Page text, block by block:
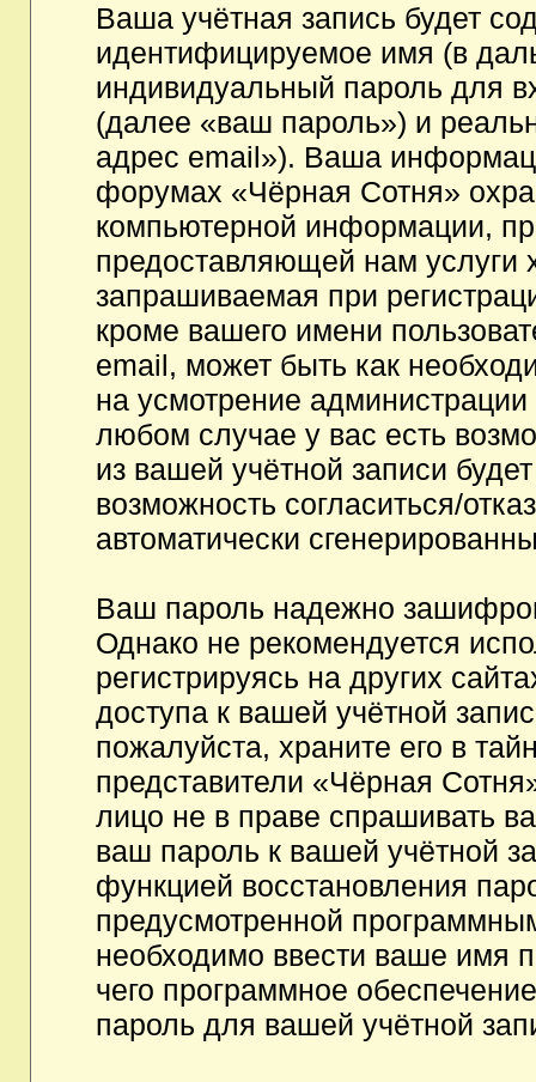
Ваша учётная запись будет
идентифицируемое имя (в
индивидуальный пароль для
(далее «ваш пароль») и
адрес email»). Ваша
форумах «Чёрная Сотня»
компьютерной информации,
предоставляющей нам услуги
запрашиваемая при
кроме вашего имени
email, может быть как
на усмотрение
любом случае у вас есть
из вашей учётной записи
возможность согласиться/
автоматически
Ваш пароль надежно
Однако не рекомендуется
регистрируясь на других
доступа к вашей учётной
пожалуйста, храните его в
представители «Чёрная
лицо не в праве спрашивать
ваш пароль к вашей учётной
функцией восстановления
предусмотренной
необходимо ввести ваше имя
чего программное
пароль для вашей учётной